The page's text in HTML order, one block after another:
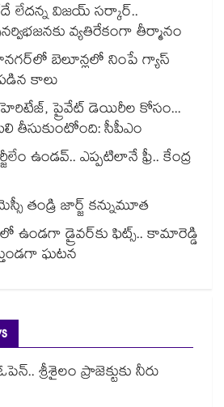
లేదన్న విజయ్ సర్కార్..
వ్యతిరేకంగా తీర్మానం
బెలూన్లలో నింపే గ్యాస్
కాలు
హెరిటేజ్, ప్రైవేట్ డెయిరీల కోసం...
సీపీఎం
ఉండవ్.. ఎప్పటిలానే ఫ్రీ.. కేంద్ర
తండ్రి జార్జ్ కన్నుమూత
ఉండగా డ్రైవర్‌కు ఫిట్స్.. కామారెడ్డి
ఘటన
శ్రీశైలం ప్రాజెక్టుకు నీరు